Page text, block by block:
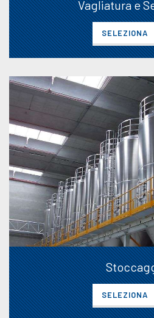
Vagliatura e
SELEZIONA
SELEZIONA